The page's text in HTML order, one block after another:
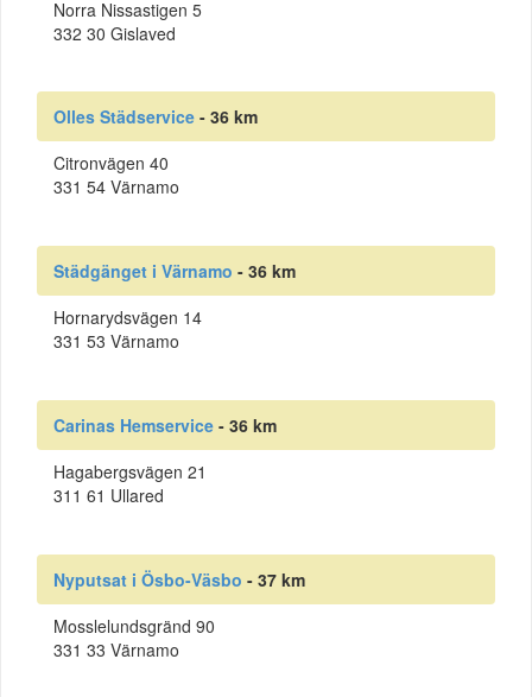
Norra Nissastigen 5
332 30 Gislaved
Olles Städservice - 36 km
Citronvägen 40
331 54 Värnamo
Städgänget i Värnamo - 36 km
Hornarydsvägen 14
331 53 Värnamo
Carinas Hemservice - 36 km
Hagabergsvägen 21
311 61 Ullared
Nyputsat i Ösbo-Väsbo - 37 km
Mosslelundsgränd 90
331 33 Värnamo